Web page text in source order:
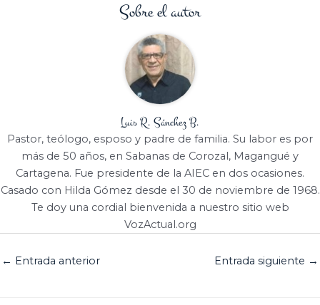
Sobre el autor
Luis R. Sánchez B.
Pastor, teólogo, esposo y padre de familia. Su labor es por
más de 50 años, en Sabanas de Corozal, Magangué y
Cartagena. Fue presidente de la AIEC en dos ocasiones.
Casado con Hilda Gómez desde el 30 de noviembre de 1968.
Te doy una cordial bienvenida a nuestro sitio web
VozActual.org
← Entrada anterior Entrada siguiente →